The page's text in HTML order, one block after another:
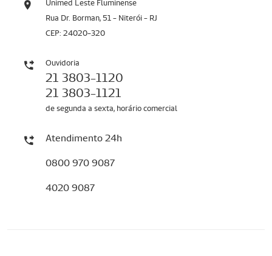
Unimed Leste Fluminense
Rua Dr. Borman, 51 - Niterói - RJ
CEP: 24020-320
Ouvidoria
21 3803-1120
21 3803-1121
de segunda a sexta, horário comercial
Atendimento 24h
0800 970 9087
4020 9087